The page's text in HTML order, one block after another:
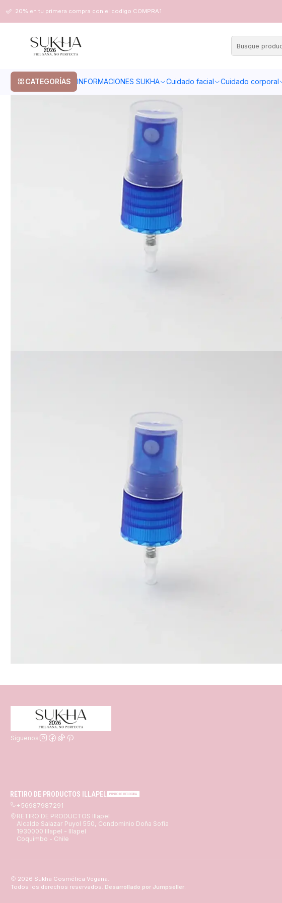
CATEGORÍAS INFORMACIONES SUKHA Cuidado facial Cuidado corporal
20% en tu primera compra con el codigo COMPRA1
Inicio Envases SPRAY BOTON 18/410 RIBETEADO AZUL
Síguenos
RETIRO DE PRODUCTOS ILLAPEL PUNTO DE RECOGIDA
+56987987291
RETIRO DE PRODUCTOS Illapel
Alcalde Salazar Puyol 550, Condominio Doña Sofia
1930000 Illapel - Illapel
Coquimbo - Chile
2026 Sukha Cosmética Vegana.
Todos los derechos reservados. Desarrollado por Jumpseller.